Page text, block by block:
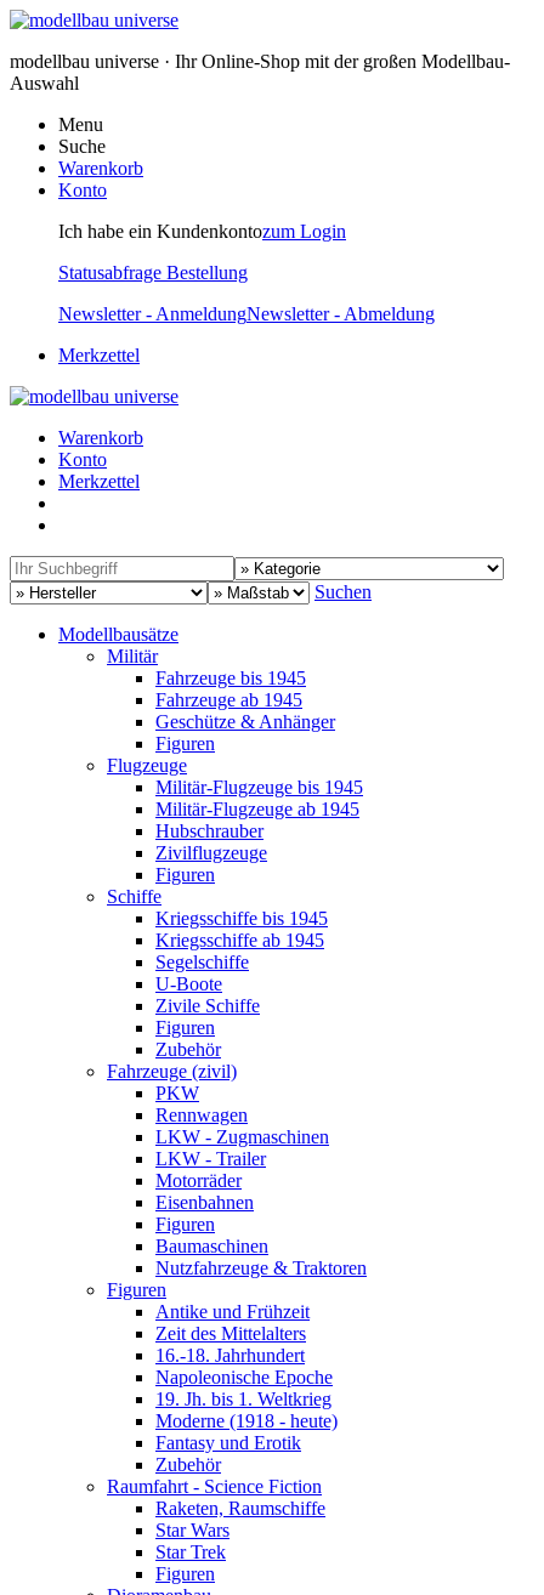
modellbau universe · Ihr Online-Shop mit der großen Modellbau-
Auswahl
Menu
Suche
Warenkorb
Konto
Ich habe ein Kundenkontozum Login
Statusabfrage Bestellung
Newsletter - AnmeldungNewsletter - Abmeldung
Merkzettel
Warenkorb
Konto
Merkzettel
Suchen
Modellbausätze
Militär
Fahrzeuge bis 1945
Fahrzeuge ab 1945
Geschütze & Anhänger
Figuren
Flugzeuge
Militär-Flugzeuge bis 1945
Militär-Flugzeuge ab 1945
Hubschrauber
Zivilflugzeuge
Figuren
Schiffe
Kriegsschiffe bis 1945
Kriegsschiffe ab 1945
Segelschiffe
U-Boote
Zivile Schiffe
Figuren
Zubehör
Fahrzeuge (zivil)
PKW
Rennwagen
LKW - Zugmaschinen
LKW - Trailer
Motorräder
Eisenbahnen
Figuren
Baumaschinen
Nutzfahrzeuge & Traktoren
Figuren
Antike und Frühzeit
Zeit des Mittelalters
16.-18. Jahrhundert
Napoleonische Epoche
19. Jh. bis 1. Weltkrieg
Moderne (1918 - heute)
Fantasy und Erotik
Zubehör
Raumfahrt - Science Fiction
Raketen, Raumschiffe
Star Wars
Star Trek
Figuren